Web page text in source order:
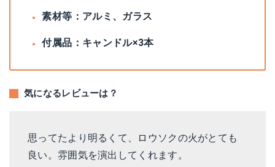
素材等：アルミ、ガラス
付属品：キャンドル×3本
気になるレビューは？
思ってたより明るくて、ロウソクの火がとても
良い。雰囲気を演出してくれます。